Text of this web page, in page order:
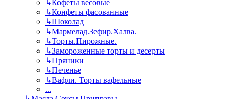
↳Кофеты весовые
↳Конфеты фасованные
↳Шоколад
↳Мармелад.Зефир.Халва.
↳Торты.Пирожные.
↳Замороженные торты и десерты
↳Пряники
↳Печенье
↳Вафли. Торты вафельные
...